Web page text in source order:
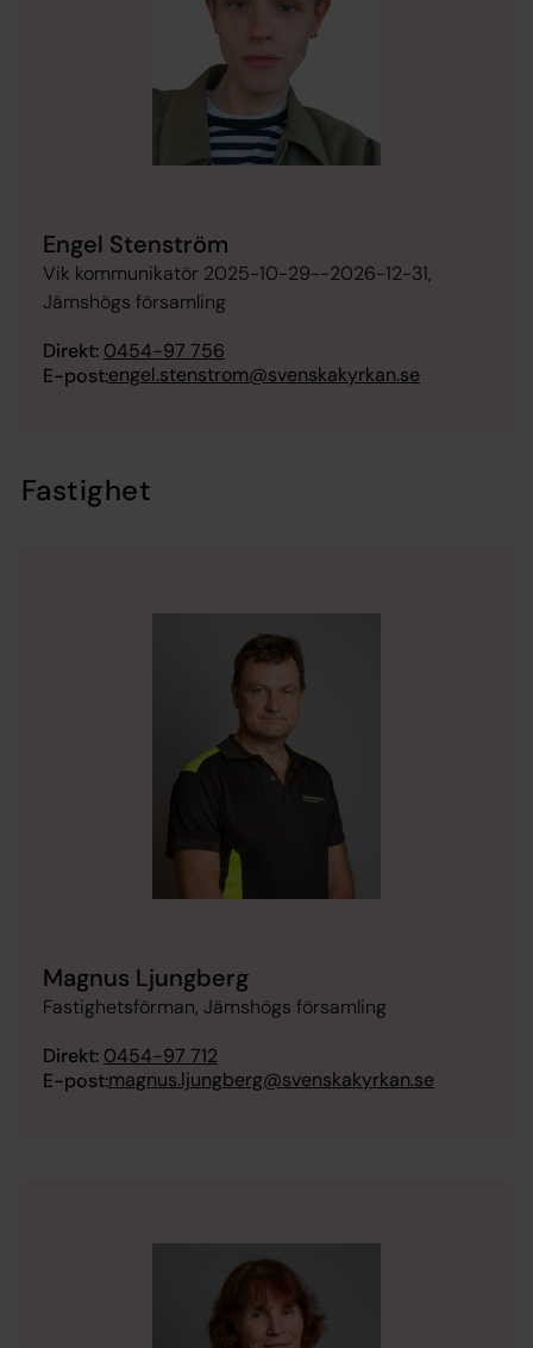
Engel Stenström
Vik kommunikatör 2025-10-29--2026-12-31,
Jämshögs församling
Direkt: 0454-97 756
E-post:engel.stenstrom@svenskakyrkan.se
Fastighet
Magnus Ljungberg
Fastighetsförman, Jämshögs församling
Direkt: 0454-97 712
E-post:magnus.ljungberg@svenskakyrkan.se